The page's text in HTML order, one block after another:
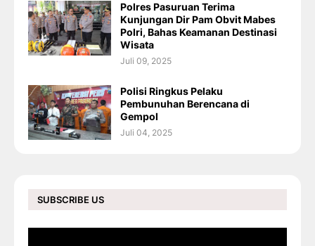
Polres Pasuruan Terima
Kunjungan Dir Pam Obvit Mabes
Polri, Bahas Keamanan Destinasi
Wisata
Juli 09, 2025
Polisi Ringkus Pelaku
Pembunuhan Berencana di
Gempol
Juli 04, 2025
SUBSCRIBE US